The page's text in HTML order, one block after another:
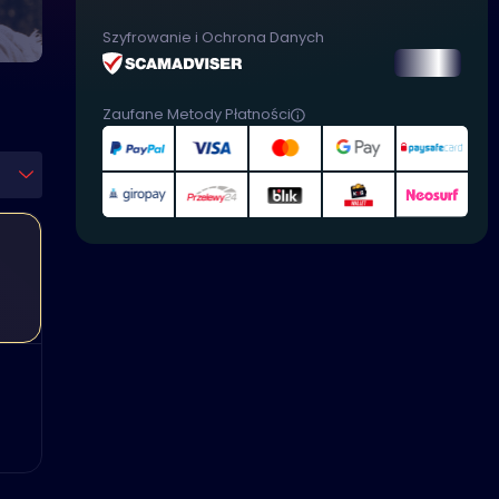
Szyfrowanie i Ochrona Danych
Zaufane Metody Płatności